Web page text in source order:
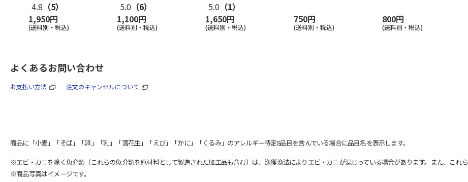
4.8 （5）
1,950円
(送料別・税込)
5.0 （6）
1,100円
(送料別・税込)
5.0 （1）
1,650円
(送料別・税込)
750円
(送料別・税込)
800円
(送料別・税込)
よくあるお問い合わせ
お支払い方法 注文のキャンセルについて
商品に「小麦」「そば」「卵」「乳」「落花生」「えび」「かに」「くるみ」のアレルギー特定8品目を含んでいる場合に品目名を表示します。
※エビ・カニを除く魚介類（これらの魚介類を原材料として製造された加工品も含む）は、漁獲漁法によりエビ・カニが混じっている場合があります。また、これ
※商品写真はイメージです。